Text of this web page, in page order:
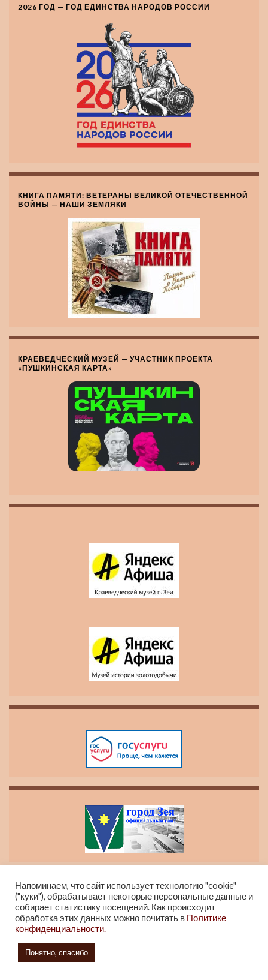
2026 ГОД — ГОД ЕДИНСТВА НАРОДОВ РОССИИ
КНИГА ПАМЯТИ: ВЕТЕРАНЫ ВЕЛИКОЙ ОТЕЧЕСТВЕННОЙ
ВОЙНЫ — НАШИ ЗЕМЛЯКИ
КРАЕВЕДЧЕСКИЙ МУЗЕЙ — УЧАСТНИК ПРОЕКТА
«ПУШКИНСКАЯ КАРТА»
Главная
Напоминаем, что сайт использует технологию "cookie"
("куки"), обрабатывает некоторые персональные данные и
собирает статистику посещений. Как происходит
обработка этих данных можно почитать в Политике
конфиденциальности.
Понятно, спасибо